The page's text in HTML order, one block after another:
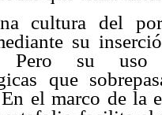
cultura del
su
Pero su uso
que
el marco de la